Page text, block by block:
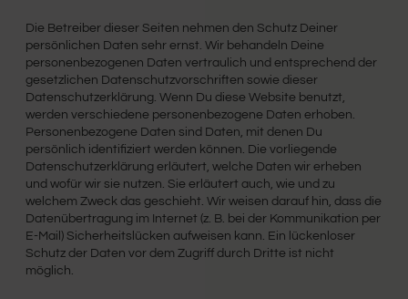
Die Betreiber dieser Seiten nehmen den Schutz Deiner
persönlichen Daten sehr ernst. Wir behandeln Deine
personenbezogenen Daten vertraulich und entsprechend der
gesetzlichen Datenschutzvorschriften sowie dieser
Datenschutzerklärung. Wenn Du diese Website benutzt,
werden verschiedene personenbezogene Daten erhoben.
Personenbezogene Daten sind Daten, mit denen Du
persönlich identifiziert werden können. Die vorliegende
Datenschutzerklärung erläutert, welche Daten wir erheben
und wofür wir sie nutzen. Sie erläutert auch, wie und zu
welchem Zweck das geschieht. Wir weisen darauf hin, dass die
Datenübertragung im Internet (z. B. bei der Kommunikation per
E-Mail) Sicherheitslücken aufweisen kann. Ein lückenloser
Schutz der Daten vor dem Zugriff durch Dritte ist nicht
möglich.